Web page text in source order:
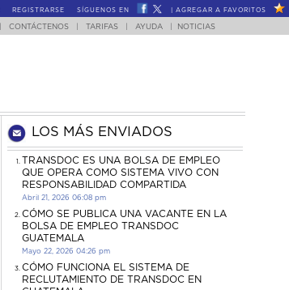
REGISTRARSE SÍGUENOS EN AGREGAR A FAVORITOS
CONTÁCTENOS TARIFAS AYUDA NOTICIAS
LOS MÁS ENVIADOS
TRANSDOC ES UNA BOLSA DE EMPLEO
QUE OPERA COMO SISTEMA VIVO CON
RESPONSABILIDAD COMPARTIDA
Abril 21, 2026 06:08 pm
CÓMO SE PUBLICA UNA VACANTE EN LA
BOLSA DE EMPLEO TRANSDOC
GUATEMALA
Mayo 22, 2026 04:26 pm
CÓMO FUNCIONA EL SISTEMA DE
RECLUTAMIENTO DE TRANSDOC EN